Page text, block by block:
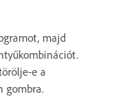
majd
e a
gombra.